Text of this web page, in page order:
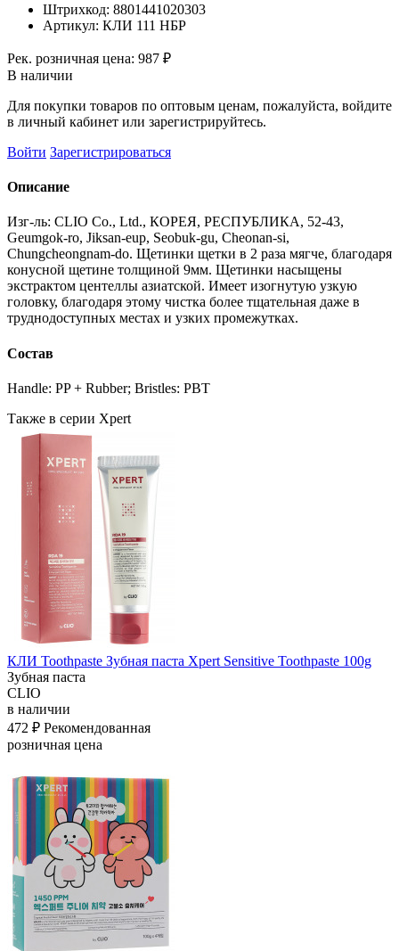
Штрихкод: 8801441020303
Артикул: КЛИ 111 НБР
Рек. розничная цена: 987 ₽
В наличии
Для покупки товаров по оптовым ценам, пожалуйста, войдите
в личный кабинет или зарегистрируйтесь.
Войти Зарегистрироваться
Описание
Изг-ль: CLIO Co., Ltd., КОРЕЯ, РЕСПУБЛИКА, 52-43,
Geumgok-ro, Jiksan-eup, Seobuk-gu, Cheonan-si,
Chungcheongnam-do. Щетинки щетки в 2 раза мягче, благодаря
конусной щетине толщиной 9мм. Щетинки насыщены
экстрактом центеллы азиатской. Имеет изогнутую узкую
головку, благодаря этому чистка более тщательная даже в
труднодоступных местах и узких промежутках.
Состав
Handle: PP + Rubber; Bristles: PBT
Также в серии Xpert
КЛИ Toothpaste Зубная паста Xpert Sensitive Toothpaste 100g
Зубная паста
CLIO
в наличии
472 ₽ Рекомендованная
розничная цена